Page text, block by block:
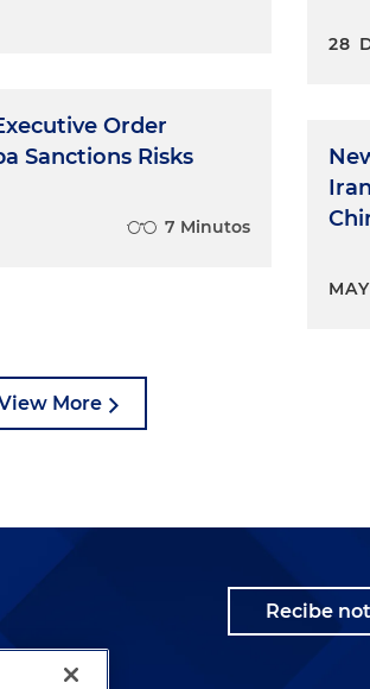
Order
Sanctions Risks
7 Minutos
28
More
Recibe